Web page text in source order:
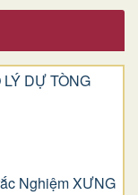
DỰ TÒNG
Nghiệm XƯNG